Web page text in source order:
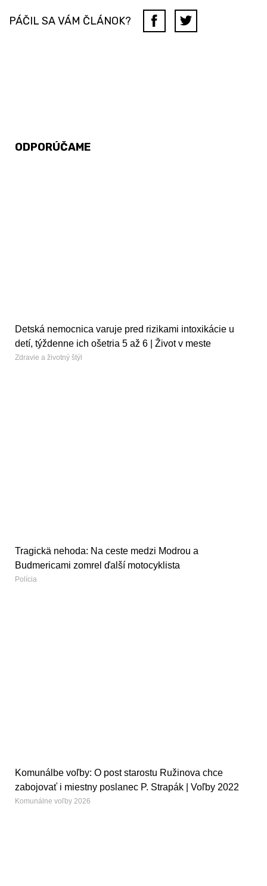
PÁČIL SA VÁM ČLÁNOK?
ODPORÚČAME
Detská nemocnica varuje pred rizikami intoxikácie u
detí, týždenne ich ošetria 5 až 6 | Život v meste
Zdravie a životný štýl
Tragickä nehoda: Na ceste medzi Modrou a
Budmericami zomrel ďalší motocyklista
Polícia
Komunálbe voľby: O post starostu Ružinova chce
zabojovať i miestny poslanec P. Strapák | Voľby 2022
Komunálne voľby 2026